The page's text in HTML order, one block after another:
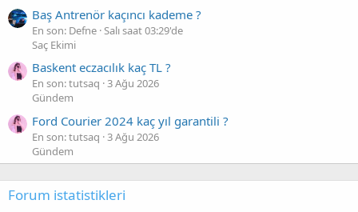
Baş Antrenör kaçıncı kademe ?
En son: Defne Salı saat 03:29'de
Saç Ekimi
Baskent eczacılık kaç TL ?
En son: tutsaq 3 Ağu 2026
Gündem
Ford Courier 2024 kaç yıl garantili ?
En son: tutsaq
3 Ağu 2026
Gündem
Forum istatistikleri